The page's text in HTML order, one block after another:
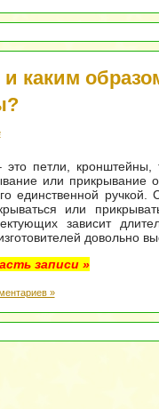
каким
петли, кронштейны,
или
единственной
или
зависит
довольно
записи »
»